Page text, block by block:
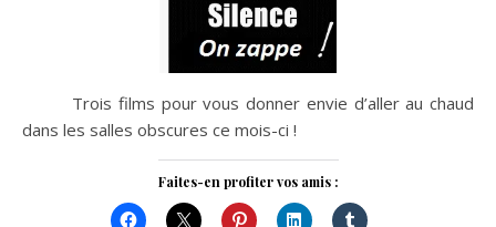
Trois films pour vous donner envie d’aller au chaud
dans les salles obscures ce mois-ci !
Faites-en profiter vos amis :